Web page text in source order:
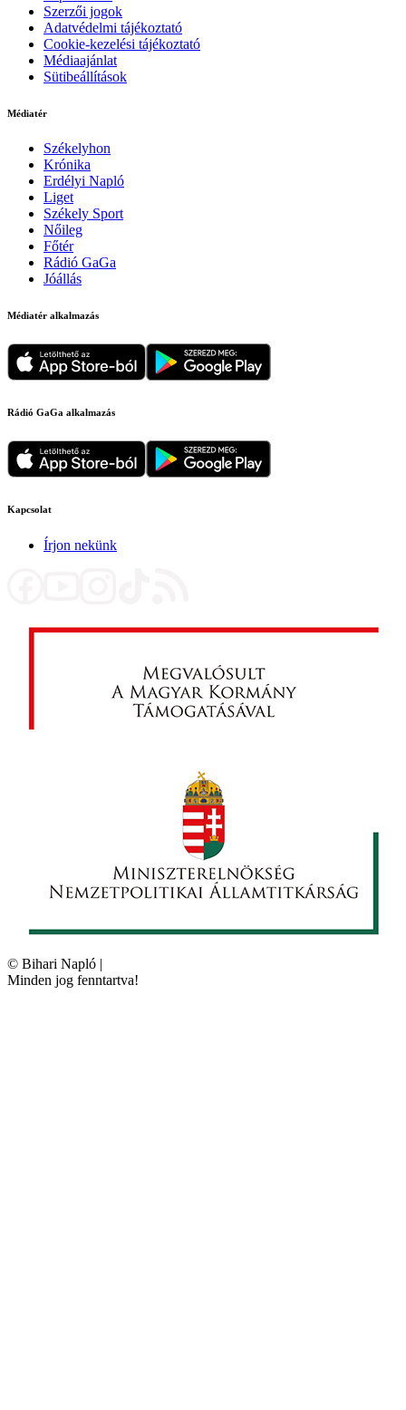
Szerzői jogok
Adatvédelmi tájékoztató
Cookie-kezelési tájékoztató
Médiaajánlat
Sütibeállítások
Médiatér
Székelyhon
Krónika
Erdélyi Napló
Liget
Székely Sport
Nőileg
Főtér
Rádió GaGa
Jóállás
Médiatér alkalmazás
Rádió GaGa alkalmazás
Kapcsolat
Írjon nekünk
© Bihari Napló |
Minden jog fenntartva!